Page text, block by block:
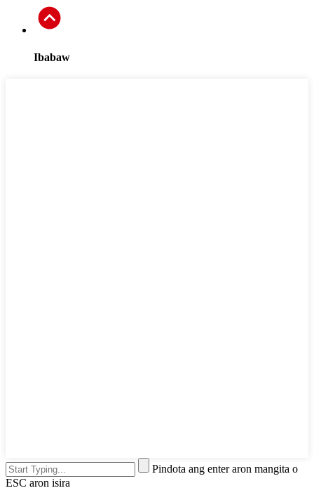
Ibabaw
Pindota ang enter aron mangita o
ESC aron isira